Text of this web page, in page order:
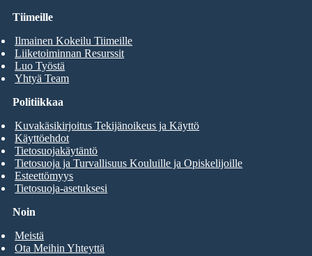
Tiimeille
Ilmainen Kokeilu Tiimeille
Liiketoiminnan Resurssit
Luo Työstä
Yhtyä Team
Noin
Meistä
Ota Meihin Yhteyttä
Politiikkaa
Kuvakäsikirjoitus Tekijänoikeus ja Käyttö
Käyttöehdot
Tietosuojakäytäntö
Tietosuoja ja Turvallisuus Kouluille ja Opiskelijoille
Esteettömyys
Tietosuoja-asetuksesi